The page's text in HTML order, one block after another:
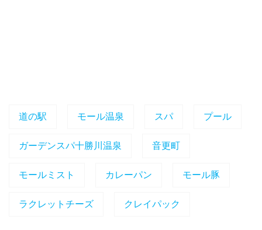
道の駅 モール温泉 スパ プール
ガーデンスパ十勝川温泉 音更町
モールミスト カレーパン モール豚
ラクレットチーズ クレイパック